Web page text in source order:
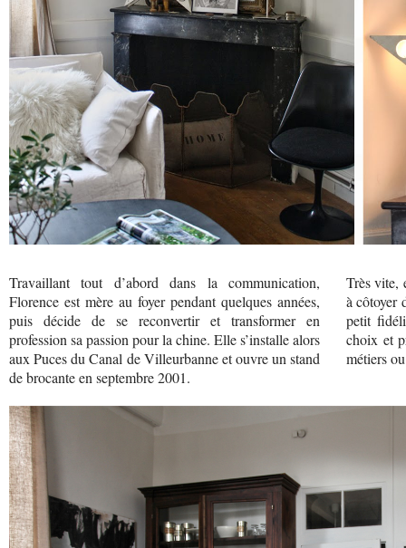
Travaillant tout d’abord dans la communication,
Florence est mère au foyer pendant quelques années,
puis décide de se reconvertir et transformer en
profession sa passion pour la chine. Elle s’installe alors
aux Puces du Canal de Villeurbanne et ouvre un stand
de brocante en septembre 2001.
Très vite,
à côtoyer
petit
choix et
métiers